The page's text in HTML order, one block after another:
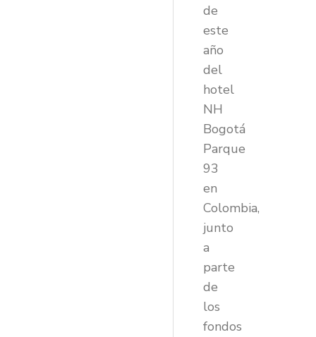
de
este
año
del
hotel
NH
Bogotá
Parque
93
en
Colombia,
junto
a
parte
de
los
fondos